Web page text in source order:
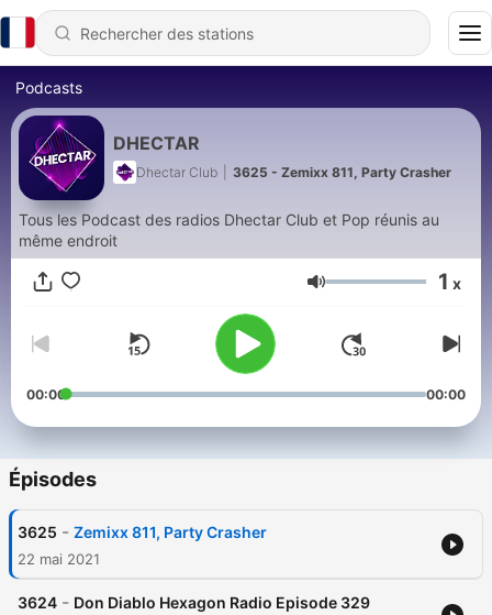
Podcasts
DHECTAR
Dhectar Club 3625 - Zemixx 811, Party Crasher
Tous les Podcast des radios Dhectar Club et Pop réunis au
même endroit
Volume 1 x
00:00 00:00
Épisodes
3625 - Zemixx 811, Party Crasher
22 mai 2021
3624 - Don Diablo Hexagon Radio Episode 329